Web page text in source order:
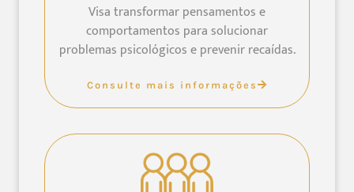
Visa transformar pensamentos e
comportamentos para solucionar
problemas psicológicos e prevenir recaídas.
Consulte mais informações